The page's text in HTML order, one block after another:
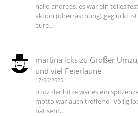
hallo andreas, es war ein tolles
aktion (überraschung) geglückt
eure…
martina ickszu Großer
und viel Feierlaune
17/06/2025
trotz der hitze war es ein
motto war auch treffend "völlig
hat sehr…